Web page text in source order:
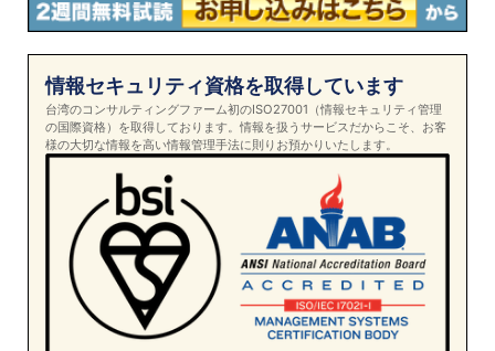
情報セキュリティ資格を取得しています
台湾のコンサルティングファーム初のISO27001（情報セキュリティ管理
の国際資格）を取得しております。情報を扱うサービスだからこそ、お客
様の大切な情報を高い情報管理手法に則りお預かりいたします。